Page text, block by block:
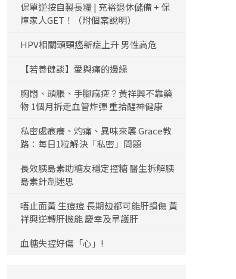
保單逆按自製長糧 | 充裕退休儲備 + 保
障家人GET！（附個案說明）
HPV相關頭頸癌新症上升 男性高危
【若善健談】愛與痛的邊緣
胸悶、頭脹、手腳麻痺？黃祥興不靠藥
物 1個月拆走血管炸彈 重拾醒神健康
私密處痕癢、灼痛、異味來襲 Grace教
路：每日1粒解決「私密」問題
長效胰島素助糖友穩定控糖 醫生拆解胰
島素針劑迷思
唔止面黃 生痘痘 長期攰都可能肝損傷 黃
祥興逆轉肝機能 慶幸及早護肝
血糖失控好傷「心」!